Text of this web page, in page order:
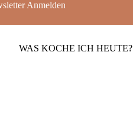
Anmelden
WAS KOCHE ICH HEUTE?